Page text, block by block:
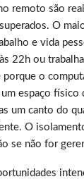
remoto são
O
e vida
22h ou
porque o
espaço físico
um canto do
O
se não for